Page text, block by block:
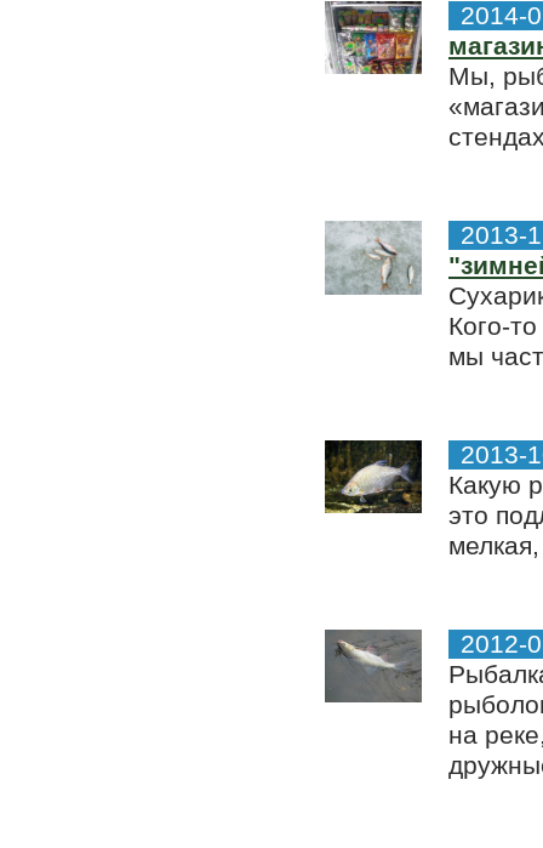
2014-
Мы,
2013-
Кого-
мы
2013-
Какую
это
2012-
на